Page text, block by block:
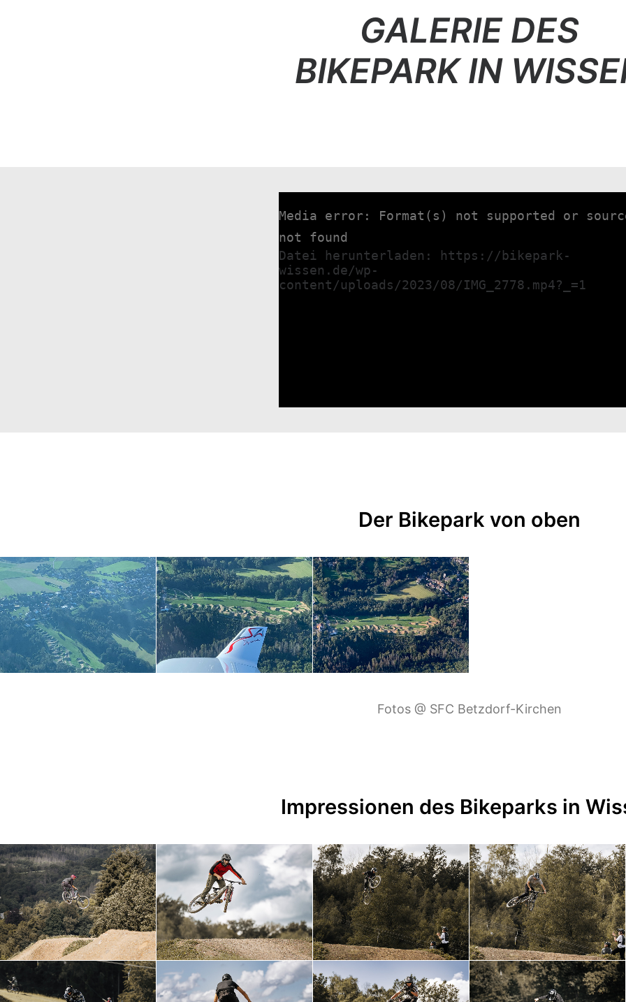
GALERIE DES
BIKEPARK IN
Media error: Format(s) not supported or
not found
Datei herunterladen: https://bikepark-
wissen.de/wp-
content/uploads/2023/08/IMG_2778.mp4?_=1
Der Bikepark von oben
Fotos @ SFC Betzdorf-
Kirchen
Fotos @ SFC Betzdorf-
Kirchen
Fotos @ SFC Betzdorf-
Kirchen
Fotos @ SFC Betzdorf-Kirchen
Impressionen des Bikeparks in
Foto @ Nadine Linke Foto @ Nadine Linke Foto @ Nadine Linke Foto @ Nadine Linke